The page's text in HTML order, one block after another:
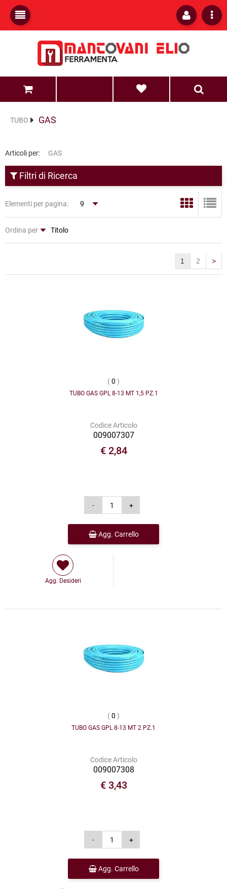
TUBO GAS
Articoli per: GAS
Filtri di Ricerca
Elementi per pagina:
Ordina per
1 2 >
(0 )
TUBO GAS GPL 8-13 MT 1,5 PZ.1
Codice Articolo
009007307
€ 2,84
Agg. Carrello
Agg. Desideri
(0 )
TUBO GAS GPL 8-13 MT 2 PZ.1
Codice Articolo
009007308
€ 3,43
Agg. Carrello